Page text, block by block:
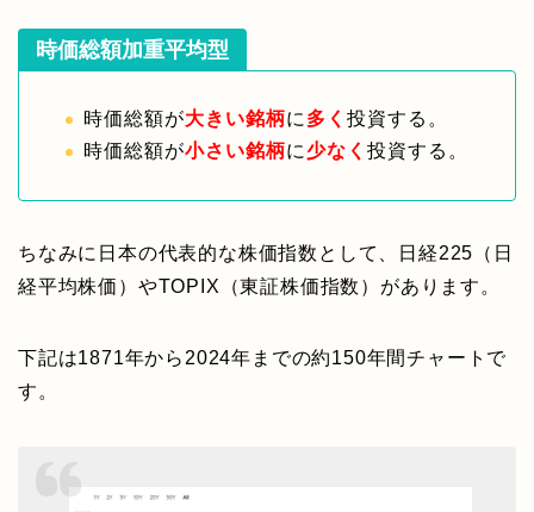
時価総額加重平均型
時価総額が大きい銘柄に 多く 投資する。
時価総額が小さい銘柄に 少なく 投資する。
ちなみに日本の代表的な株価指数として、日経225（日
経平均株価）やTOPIX（東証株価指数）があります。
下記は1871年から2024年までの約150年間チャートで
す。